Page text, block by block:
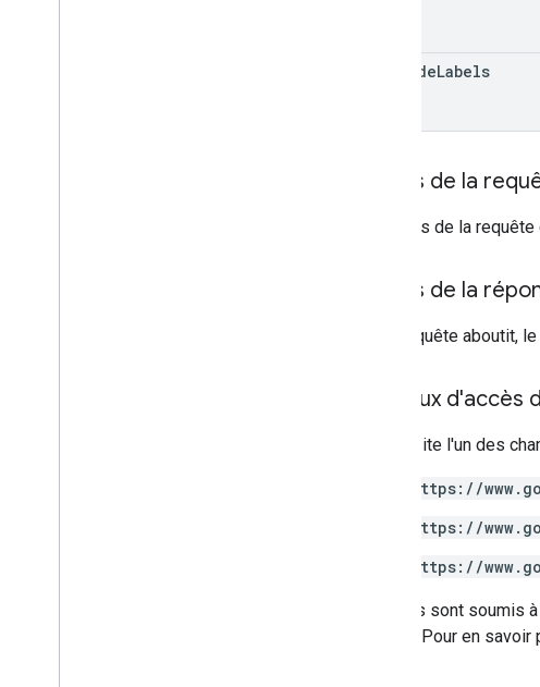
includeLabels
Corps de la
Le corps de la
Corps de la
Si la requête aboutit,
Niveaux
Nécessite l'un des
https://
https://
https://
Certains sont
utiliser. Pour en